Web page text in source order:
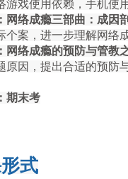
游戏使用依赖，手机使
网络成瘾三部曲：成因
个案，进一步理解网络
网络成瘾的预防与管教
原因，提出合适的预防
期末考
式